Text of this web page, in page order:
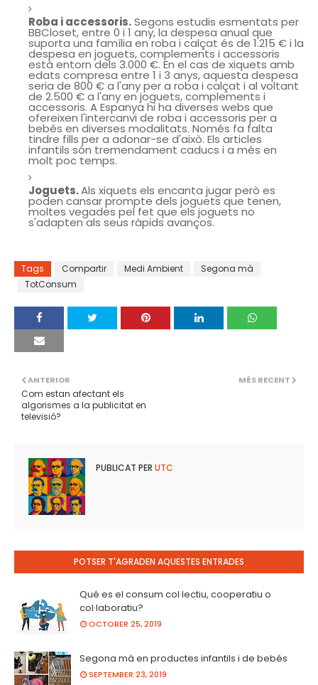
Roba i accessoris.Segons estudis esmentats per
BBCloset, entre 0 i 1 any, la despesa anual que
suporta una família en roba i calçat és de 1.215 € i la
despesa en joguets, complements i accessoris
està entorn dels 3.000 €. En el cas de xiquets amb
edats compresa entre 1 i 3 anys, aquesta despesa
seria de 800 € a l'any per a roba i calçat i al voltant
de 2.500 € a l'any en joguets, complements i
accessoris. A Espanya hi ha diverses webs que
ofereixen l'intercanvi de roba i accessoris per a
bebés en diverses modalitats. Només fa falta
tindre fills per a adonar-se d'això. Els articles
infantils són tremendament caducs i a més en
molt poc temps.
Joguets.Als xiquets els encanta jugar però es
poden cansar prompte dels joguets que tenen,
moltes vegades pel fet que els joguets no
s'adapten als seus ràpids avanços.
Tags Compartir Medi Ambient
Segona mà
TotConsum
MÉS RECENT
ANTERIOR
Com estan afectant els
algorismes a la publicitat en
televisió?
PUBLICAT PER UTC
POTSER T'AGRADEN AQUESTES ENTRADES
Qué es el consum col·lectiu, cooperatiu o
col·laboratiu?
OCTOBER 25, 2019
Segona mà en productes infantils i de bebés
SEPTEMBER 23, 2019